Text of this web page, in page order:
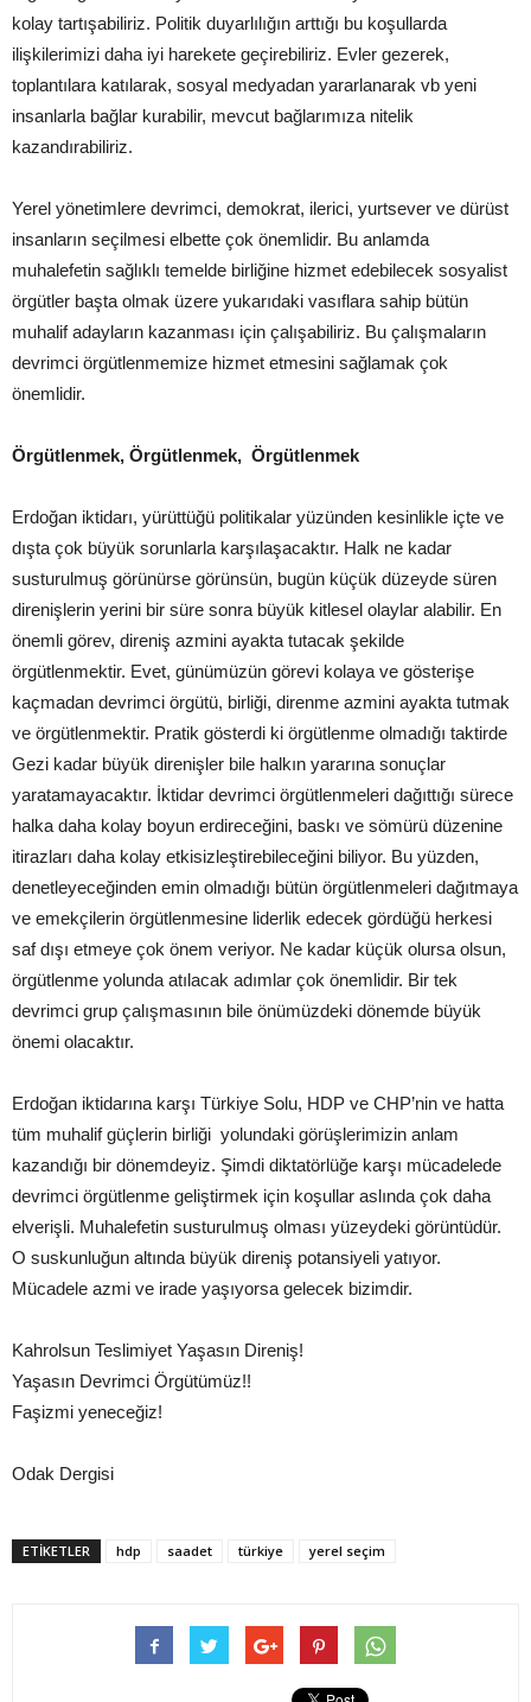
kolay tartışabiliriz. Politik duyarlılığın arttığı bu koşullarda
ilişkilerimizi daha iyi harekete geçirebiliriz. Evler gezerek,
toplantılara katılarak, sosyal medyadan yararlanarak vb yeni
insanlarla bağlar kurabilir, mevcut bağlarımıza nitelik
kazandırabiliriz.
Yerel yönetimlere devrimci, demokrat, ilerici, yurtsever ve dürüst
insanların seçilmesi elbette çok önemlidir. Bu anlamda
muhalefetin sağlıklı temelde birliğine hizmet edebilecek sosyalist
örgütler başta olmak üzere yukarıdaki vasıflara sahip bütün
muhalif adayların kazanması için çalışabiliriz. Bu çalışmaların
devrimci örgütlenmemize hizmet etmesini sağlamak çok
önemlidir.
Örgütlenmek, Örgütlenmek, Örgütlenmek
Erdoğan iktidarı, yürüttüğü politikalar yüzünden kesinlikle içte ve
dışta çok büyük sorunlarla karşılaşacaktır. Halk ne kadar
susturulmuş görünürse görünsün, bugün küçük düzeyde süren
direnişlerin yerini bir süre sonra büyük kitlesel olaylar alabilir. En
önemli görev, direniş azmini ayakta tutacak şekilde
örgütlenmektir. Evet, günümüzün görevi kolaya ve gösterişe
kaçmadan devrimci örgütü, birliği, direnme azmini ayakta tutmak
ve örgütlenmektir. Pratik gösterdi ki örgütlenme olmadığı taktirde
Gezi kadar büyük direnişler bile halkın yararına sonuçlar
yaratamayacaktır. İktidar devrimci örgütlenmeleri dağıttığı sürece
halka daha kolay boyun erdireceğini, baskı ve sömürü düzenine
itirazları daha kolay etkisizleştirebileceğini biliyor. Bu yüzden,
denetleyeceğinden emin olmadığı bütün örgütlenmeleri dağıtmaya
ve emekçilerin örgütlenmesine liderlik edecek gördüğü herkesi
saf dışı etmeye çok önem veriyor. Ne kadar küçük olursa olsun,
örgütlenme yolunda atılacak adımlar çok önemlidir. Bir tek
devrimci grup çalışmasının bile önümüzdeki dönemde büyük
önemi olacaktır.
Erdoğan iktidarına karşı Türkiye Solu, HDP ve CHP’nin ve hatta
tüm muhalif güçlerin birliği yolundaki görüşlerimizin anlam
kazandığı bir dönemdeyiz. Şimdi diktatörlüğe karşı mücadelede
devrimci örgütlenme geliştirmek için koşullar aslında çok daha
elverişli. Muhalefetin susturulmuş olması yüzeydeki görüntüdür.
O suskunluğun altında büyük direniş potansiyeli yatıyor.
Mücadele azmi ve irade yaşıyorsa gelecek bizimdir.
Kahrolsun Teslimiyet Yaşasın Direniş!
Yaşasın Devrimci Örgütümüz!!
Faşizmi yeneceğiz!
Odak Dergisi
ETIKETLER hdp saadet türkiye yerel seçim